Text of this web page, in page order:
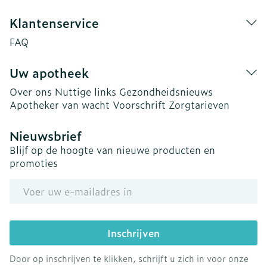
Klantenservice
FAQ
Uw apotheek
Over ons Nuttige links Gezondheidsnieuws
Apotheker van wacht Voorschrift Zorgtarieven
Nieuwsbrief
Blijf op de hoogte van nieuwe producten en
promoties
Inschrijven
Door op inschrijven te klikken, schrijft u zich in voor onze